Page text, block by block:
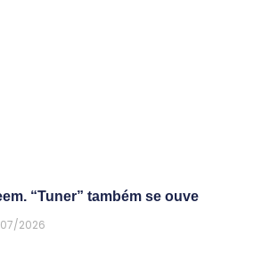
“Tuner” também se ouve
2026